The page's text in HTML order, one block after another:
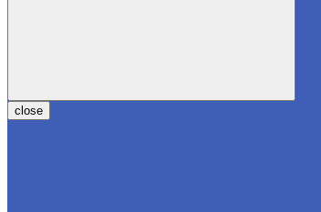
close